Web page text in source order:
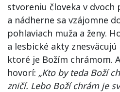
stvoreniu človeka v dvoch
a nádherne sa vzájomne
pohlaviach muža a ženy.
a lesbické akty
ktoré je Božím chrámom.
hovorí: „Kto by teda Boží
zničí. Lebo Boží chrám je